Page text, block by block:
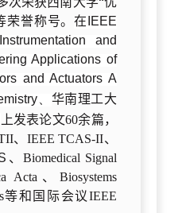
荣誉称号。在 IEEE
and
Applications of
and Actuators A
、 华南理工大
发表论文60余篇，
、IEEE TCAS-II、
、 Biomedical Signal
Acta、Biosystems
等和国际会议IEEE